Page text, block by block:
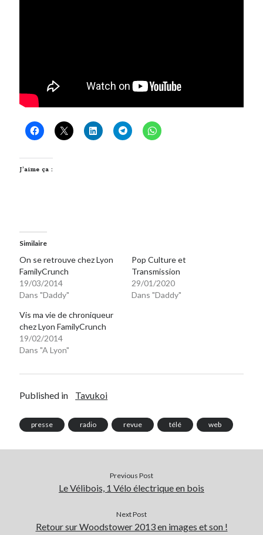
J’aime ça :
Similaire
On se retrouve chez Lyon
FamilyCrunch
19/03/2014
Dans "Daddy"
Pop Culture et
Transmission
29/01/2020
Dans "Daddy"
Vis ma vie de chroniqueur
chez Lyon FamilyCrunch
19/02/2014
Dans "A Lyon"
Published in Tavukoi
presse radio revue télé web
Previous Post
Le Vélibois, 1 Vélo électrique en bois
Next Post
Retour sur Woodstower 2013 en images et son !